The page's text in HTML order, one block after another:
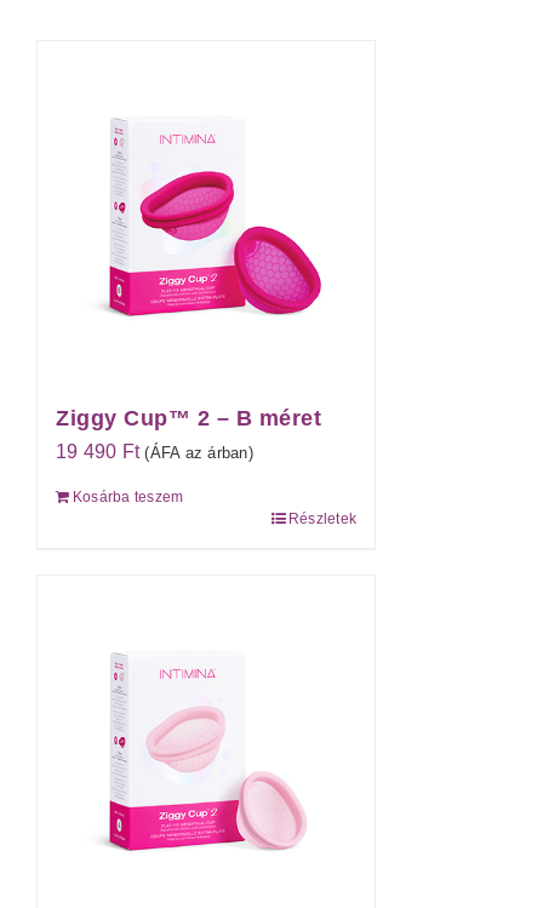
Ziggy Cup™ 2 – B méret
19 490 Ft (ÁFA az árban)
Kosárba teszem
Részletek